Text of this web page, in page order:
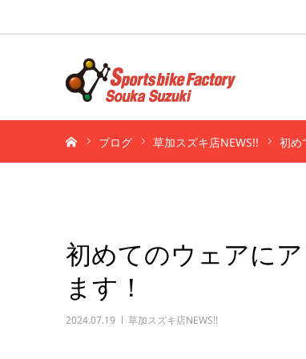
ブログ 草加スズキ店NEWS!! 初め
初めてのウェアに
ます！
2024.07.19 草加スズキ店NEWS!!